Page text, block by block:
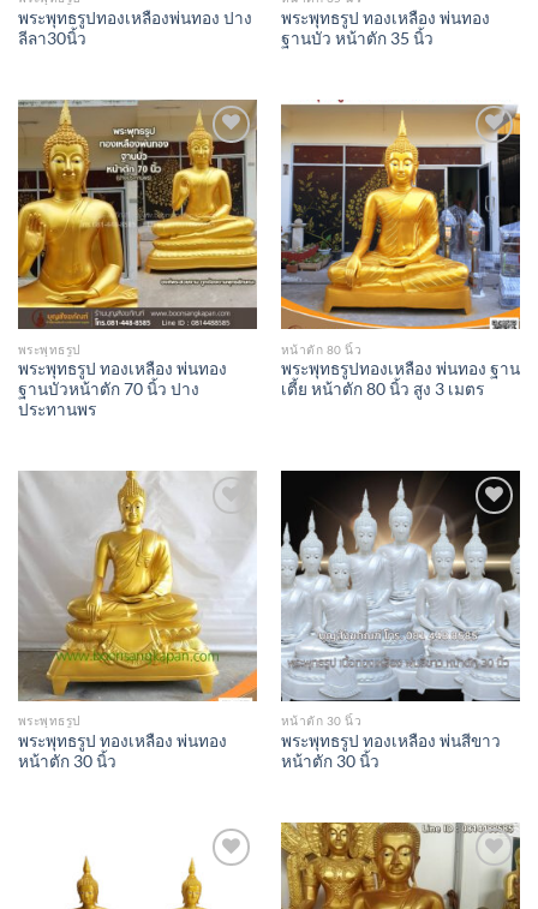
พระพุทธรูปทองเหลืองพ่นทอง ปาง
ลีลา30นิ้ว
พระพุทธรูป ทองเหลือง พ่นทอง
ฐานบัว หน้าตัก 35 นิ้ว
Add to
Wishlist
พระพุทธรูป
พระพุทธรูป ทองเหลือง พ่นทอง
ฐานบัวหน้าตัก 70 นิ้ว ปาง
ประทานพร
Add to
Wishlist
หน้าตัก 80 นิ้ว
พระพุทธรูปทองเหลือง พ่นทอง ฐาน
เตี้ย หน้าตัก 80 นิ้ว สูง 3 เมตร
พระพุทธรูป
พระพุทธรูป ทองเหลือง พ่นทอง
หน้าตัก 30 นิ้ว
Add to
Wishlist
หน้าตัก 30 นิ้ว
พระพุทธรูป ทองเหลือง พ่นสีขาว
หน้าตัก 30 นิ้ว
Add to
Wishlist
Add to
Wishlist